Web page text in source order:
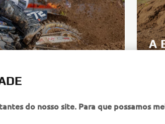
A
do nosso site. Para que possamos